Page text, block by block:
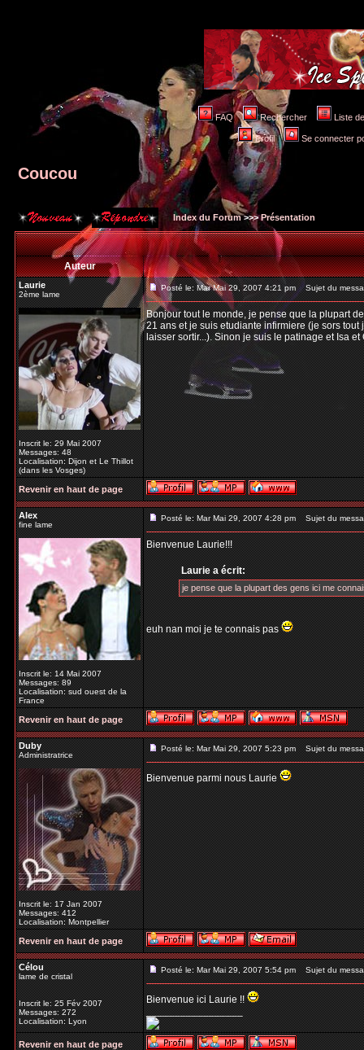
FAQ Rechercher Liste
Profil Se connecter
Coucou
Index du Forum>>>Présentation
Auteur
Laurie
2ème lame
Inscrit le: 29 Mai 2007
Messages: 48
Localisation: Dijon et Le Thillot
(dans les Vosges)
Posté le: Mar Mai 29, 2007 4:21 pm Sujet du
Bonjour tout le monde, je pense que la plupart
21 ans et je suis etudiante infirmiere (je sors
laisser sortir...). Sinon je suis le patinage et Isa
Revenir en haut de page
Alex
fine lame
Inscrit le: 14 Mai 2007
Messages: 89
Localisation: sud ouest de la
France
Posté le: Mar Mai 29, 2007 4:28 pm Sujet du
Bienvenue Laurie!!!
Laurie a écrit:
je pense que la plupart des gens ici me
euh nan moi je te connais pas
Revenir en haut de page
Duby
Administratrice
Inscrit le: 17 Jan 2007
Messages: 412
Localisation: Montpellier
Posté le: Mar Mai 29, 2007 5:23 pm Sujet du
Bienvenue parmi nous Laurie
Revenir en haut de page
Célou
lame de cristal
Inscrit le: 25 Fév 2007
Messages: 272
Localisation: Lyon
Posté le: Mar Mai 29, 2007 5:54 pm Sujet du
Bienvenue ici Laurie !!
_________________
Revenir en haut de page